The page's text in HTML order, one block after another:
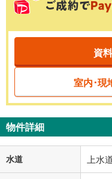
資
室内･現
物件詳細
水道 上水